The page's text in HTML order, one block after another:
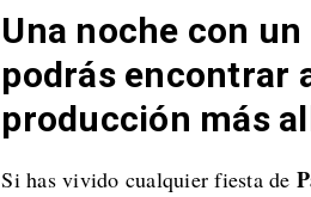
Una noche con
podrás encontrar
producción más
Si has vivido cualquier fiesta de